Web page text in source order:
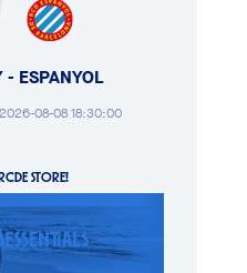
- ESPANYOL
2026-08-08 18:30:00
STORE!